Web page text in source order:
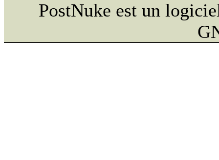
PostNuke est un